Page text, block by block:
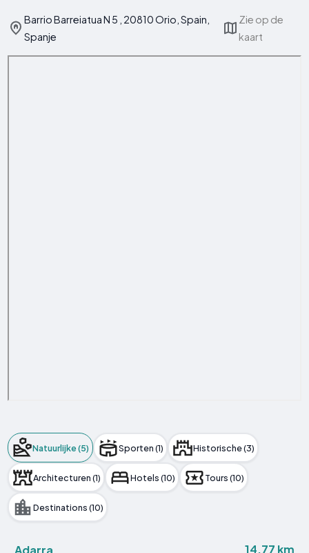
Barrio Barreiatua N 5 , 20810 Orio, Spain,
Spanje
Zie op de
kaart
Natuurlijke (5) Sporten (1) Historische (3)
Architecturen (1) Hotels (10) Tours (10)
Destinations (10)
Adarra 14.77 km